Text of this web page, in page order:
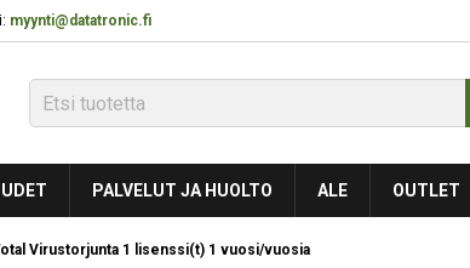
myynti@datatronic.fi
PALVELUT JA HUOLTO ALE OUTLET
Virustorjunta 1 lisenssi(t) 1 vuosi/vuosia